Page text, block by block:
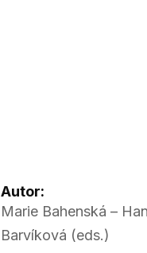
Autor:
Marie Bahenská –
Barvíková (eds.)